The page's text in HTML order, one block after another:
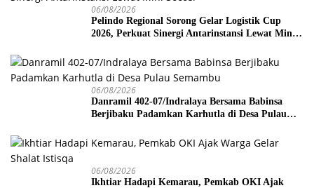
06/08/2026
Pelindo Regional Sorong Gelar Logistik Cup
2026, Perkuat Sinergi Antarinstansi Lewat Mini
06/08/2026
Danramil 402-07/Indralaya Bersama Babinsa
Berjibaku Padamkan Karhutla di Desa Pulau
06/08/2026
Ikhtiar Hadapi Kemarau, Pemkab OKI Ajak